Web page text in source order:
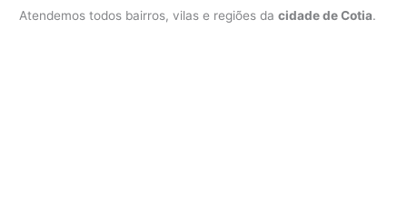
Atendemos todos bairros, vilas e regiões dacidade de Cotia.